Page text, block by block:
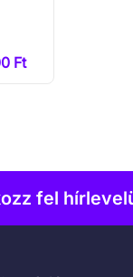
Ft
fel